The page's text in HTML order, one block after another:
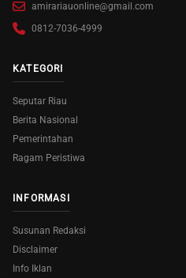
amirariauonline@gmail.com
0812-7036-4999
KATEGORI
Seputar Riau
Berita Nasional
Pemerintahan
Ragam Peristiwa
INFORMASI
Susunan Redaksi
Disclaimer
Info Iklan